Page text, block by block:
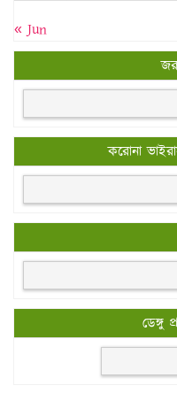
« Jun
করোনা
ডেঙ্গু